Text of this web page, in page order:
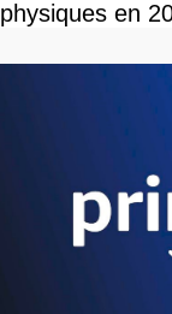
physiques en